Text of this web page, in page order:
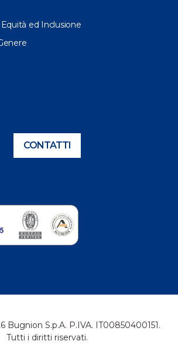
ed Inclusione
CONTATTI
Bugnion S.p.A. P.IVA. IT00850400151.
Tutti i diritti riservati.